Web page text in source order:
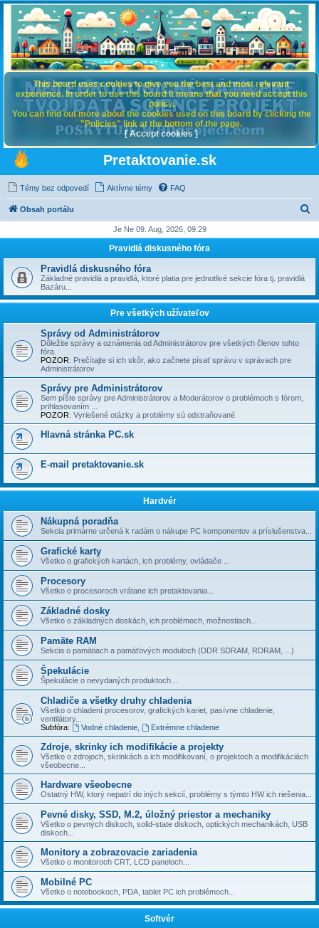
Pretaktovanie.sk
Témy bez odpovedí Aktívne témy FAQ
Obsah portálu
d
ť
Je Ne 09. Aug, 2026, 09:29
Pravidlá diskusného fóra
Pravidlá diskusného fóra
Základné pravidlá a pravidlá, ktoré platia pre jednotlivé sekcie fóra tj. pravidlá
Bazáru...
Pre všetkých užívateľov
Správy od Administrátorov
Dôležite správy a oznámenia od Administrátorov pre všetkých členov tohto
fóra.
POZOR: Prečí­tajte si ich skôr, ako začnete písať správu v správach pre
Administrátorov
Správy pre Administrátorov
Sem píšte správy pre Administrátorov a Moderátorov o problémoch s fórom,
prihlasovaní­m ...
POZOR: Vyriešené otázky a problémy sú odstraňované
Hlavná stránka PC.sk
E-mail pretaktovanie.sk
Hardvér
Nákupná poradňa
Sekcia primárne určená k radám o nákupe PC komponentov a príslušenstva...
Grafické karty
Všetko o grafických kartách, ich problémy, ovládače ...
Procesory
Všetko o procesoroch vrátane ich pretaktovania...
Základné dosky
Všetko o základných doskách, ich problémoch, možnostiach...
Pamäte RAM
Sekcia o pamätiach a pamäťových moduloch (DDR SDRAM, RDRAM, ...)
Špekulácie
Špekulácie o nevydaných produktoch...
Chladiče a všetky druhy chladenia
Všetko o chladení procesorov, grafických kariet, pasí­vne chladenie,
ventilátory...
Subfóra:
Vodné chladenie, Extrémne chladenie
Zdroje, skrinky ich modifikácie a projekty
Všetko o zdrojoch, skrinkách a ich modifikovaní, o projektoch a modifikáciách
všeobecne...
Hardware všeobecne
Ostatný HW, ktorý nepatrí do iných sekcií­, problémy s týmto HW ich riešenia...
Pevné disky, SSD, M.2, úložný priestor a mechaniky
Všetko o pevných diskoch, solid-state diskoch, optických mechanikách, USB
diskoch...
Monitory a zobrazovacie zariadenia
Všetko o monitoroch CRT, LCD paneloch...
Mobilné PC
Všetko o notebookoch, PDA, tablet PC ich problémoch...
Softvér
This board uses cookies to give you the best and most relevant
experience. In order to use this board it means that you need accept this
policy.
You can find out more about the cookies used on this board by clicking the
"Policies" link at the bottom of the page.
[ Accept cookies ]